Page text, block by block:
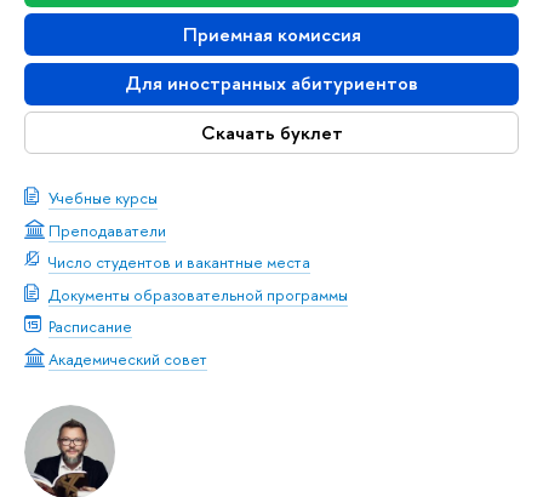
Приемная комиссия
Для иностранных абитуриентов
Скачать буклет
Учебные курсы
Преподаватели
Число студентов и вакантные места
Документы образовательной программы
Расписание
Академический совет